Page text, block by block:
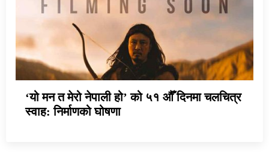
‘यो मन त मेरो नेपाली हो’ को ५१ औँ दिनमा चलचित्र
स्वाह: निर्माणको घोषणा